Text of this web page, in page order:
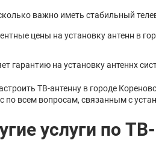
важно иметь стабильный
цены на установку антенн в
гарантию на установку антеннх
ТВ-антенну в городе
всем вопросам, связанным с
услуги по